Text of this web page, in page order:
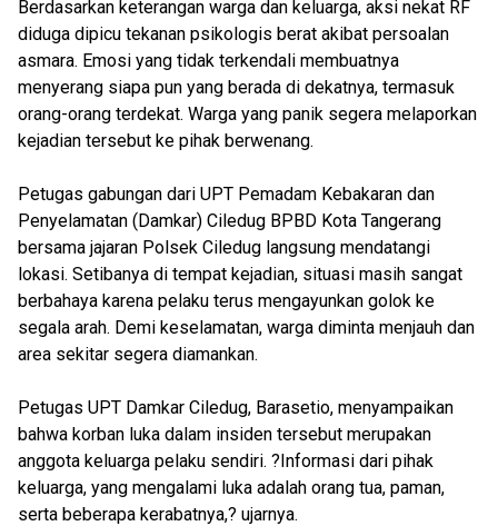
Berdasarkan keterangan warga dan keluarga, aksi nekat RF
diduga dipicu tekanan psikologis berat akibat persoalan
asmara. Emosi yang tidak terkendali membuatnya
menyerang siapa pun yang berada di dekatnya, termasuk
orang-orang terdekat. Warga yang panik segera melaporkan
kejadian tersebut ke pihak berwenang.
Petugas gabungan dari UPT Pemadam Kebakaran dan
Penyelamatan (Damkar) Ciledug BPBD Kota Tangerang
bersama jajaran Polsek Ciledug langsung mendatangi
lokasi. Setibanya di tempat kejadian, situasi masih sangat
berbahaya karena pelaku terus mengayunkan golok ke
segala arah. Demi keselamatan, warga diminta menjauh dan
area sekitar segera diamankan.
Petugas UPT Damkar Ciledug, Barasetio, menyampaikan
bahwa korban luka dalam insiden tersebut merupakan
anggota keluarga pelaku sendiri. ?Informasi dari pihak
keluarga, yang mengalami luka adalah orang tua, paman,
serta beberapa kerabatnya,? ujarnya.